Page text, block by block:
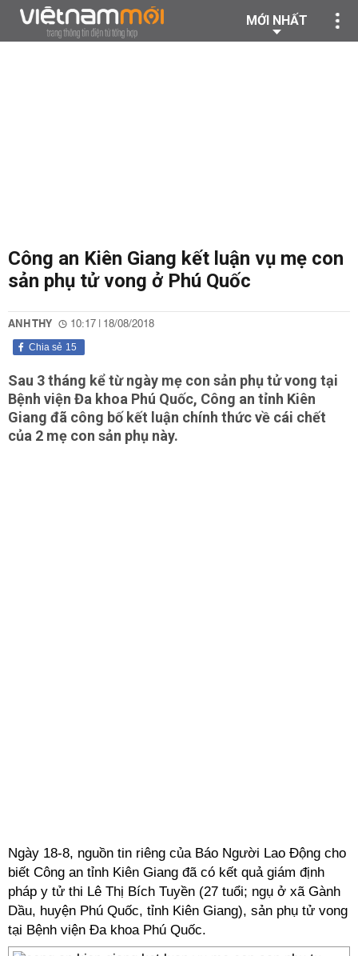
MỚI NHẤT
Công an Kiên Giang kết luận vụ mẹ con
sản phụ tử vong ở Phú Quốc
ANH THY 10:17 | 18/08/2018
15
Chia sẻ
Sau 3 tháng kể từ ngày mẹ con sản phụ tử vong tại
Bệnh viện Đa khoa Phú Quốc, Công an tỉnh Kiên
Giang đã công bố kết luận chính thức về cái chết
của 2 mẹ con sản phụ này.
Ngày 18-8, nguồn tin riêng của Báo Người Lao Động cho
biết Công an tỉnh Kiên Giang đã có kết quả giám định
pháp y tử thi Lê Thị Bích Tuyền (27 tuổi; ngụ ở xã Gành
Dầu, huyện Phú Quốc, tỉnh Kiên Giang), sản phụ tử vong
tại Bệnh viện Đa khoa Phú Quốc.